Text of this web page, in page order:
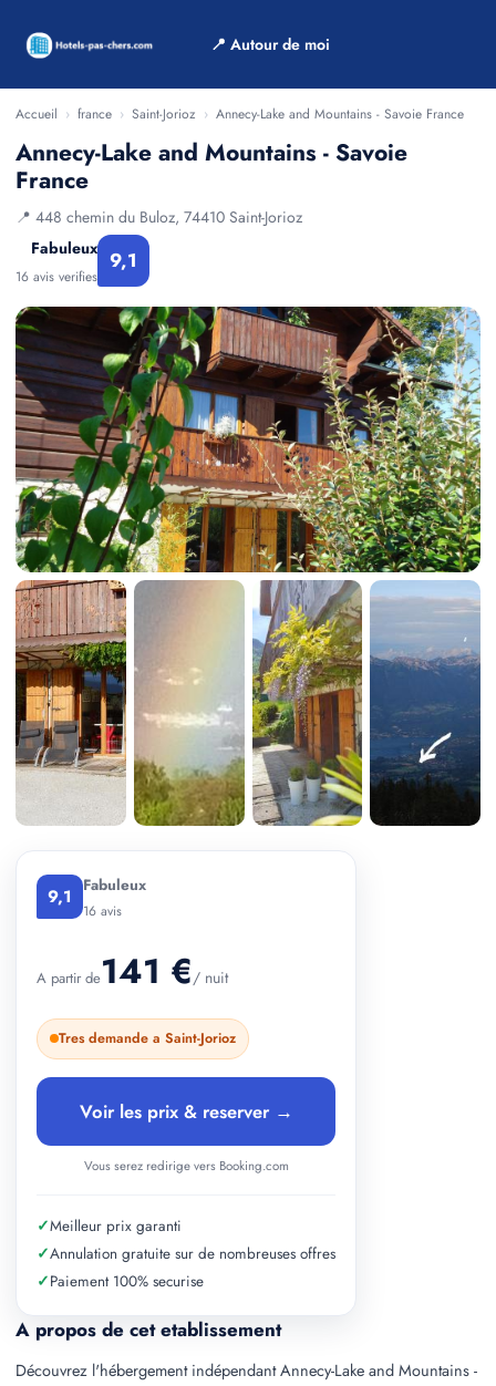
📍 Autour de moi
Accueil › france › Saint-Jorioz › Annecy-Lake and Mountains - Savoie France
Annecy-Lake and Mountains - Savoie
France
📍 448 chemin du Buloz, 74410 Saint-Jorioz
Fabuleux
16 avis verifies
9,1
A propos de cet etablissement
Découvrez l'hébergement indépendant Annecy-Lake and Mountains -
9,1 Fabuleux
16 avis
A partir de141 €/ nuit
Tres demande a Saint-Jorioz
Voir les prix & reserver →
Vous serez redirige vers Booking.com
✓Meilleur prix garanti
✓Annulation gratuite sur de nombreuses offres
✓Paiement 100% securise